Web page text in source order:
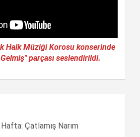
Halk Müziği Korosu konserinde
parçası seslendirildi.
Çatlamış Narım